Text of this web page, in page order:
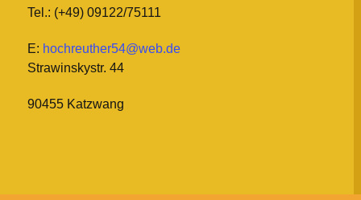
Tel.: (+49) 09122/75111
E: hochreuther54@web.de
Strawinskystr. 44
90455 Katzwang